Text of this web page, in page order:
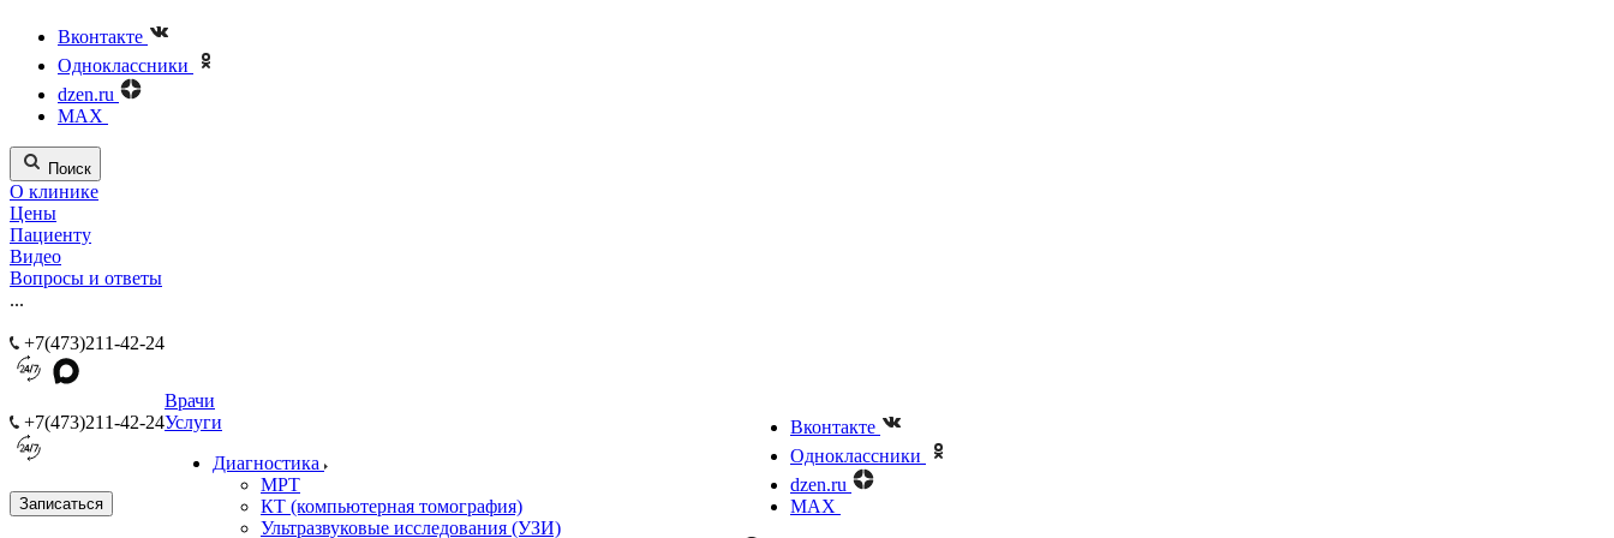
Вконтакте
Одноклассники
dzen.ru
MAX
Поиск
О клинике
Цены
Пациенту
Видео
Вопросы и ответы
...
+7(473)211-42-24
+7(473)211-42-24
Записаться
Врачи
Услуги
Диагностика
МРТ
КТ (компьютерная томография)
Ультразвуковые исследования (УЗИ)
Вконтакте
Одноклассники
dzen.ru
MAX